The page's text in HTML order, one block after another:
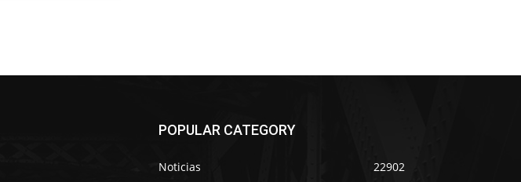
POPULAR CATEGORY
Noticias
22902